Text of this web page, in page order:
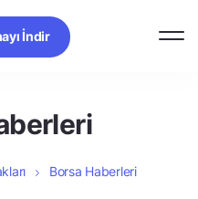
İndir
Borsa Haberleri